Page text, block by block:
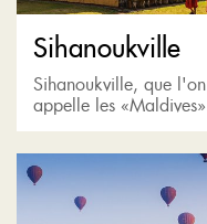
Sihanoukville
Sihanoukville, que l'on
appelle les «Maldives»
du Cambodge et
Thaïlande, est la porte
d'entrée d'un petit
charmant archipel...